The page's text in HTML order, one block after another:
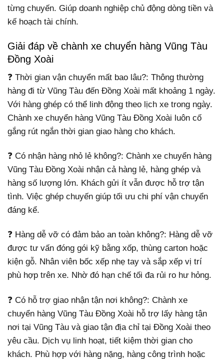
từng chuyến. Giúp doanh nghiệp chủ động dòng tiền và
kế hoạch tài chính.
Giải đáp về chành xe chuyển hàng Vũng Tàu
Đồng Xoài
❓ Thời gian vận chuyển mất bao lâu?: Thông thường
hàng đi từ Vũng Tàu đến Đồng Xoài mất khoảng 1 ngày.
Với hàng ghép có thể linh động theo lịch xe trong ngày.
Chành xe chuyển hàng Vũng Tàu Đồng Xoài luôn cố
gắng rút ngắn thời gian giao hàng cho khách.
❓ Có nhận hàng nhỏ lẻ không?: Chành xe chuyển hàng
Vũng Tàu Đồng Xoài nhận cả hàng lẻ, hàng ghép và
hàng số lượng lớn. Khách gửi ít vẫn được hỗ trợ tận
tình. Việc ghép chuyến giúp tối ưu chi phí vận chuyển
đáng kể.
❓ Hàng dễ vỡ có đảm bảo an toàn không?: Hàng dễ vỡ
được tư vấn đóng gói kỹ bằng xốp, thùng carton hoặc
kiện gỗ. Nhân viên bốc xếp nhẹ tay và sắp xếp vị trí
phù hợp trên xe. Nhờ đó hạn chế tối đa rủi ro hư hỏng.
❓ Có hỗ trợ giao nhận tận nơi không?: Chành xe
chuyển hàng Vũng Tàu Đồng Xoài hỗ trợ lấy hàng tận
nơi tại Vũng Tàu và giao tận địa chỉ tại Đồng Xoài theo
yêu cầu. Dịch vụ linh hoạt, tiết kiệm thời gian cho
khách. Phù hợp với hàng nặng, hàng công trình hoặc